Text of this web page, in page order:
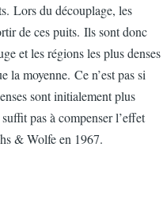
Lors du découplage, les
de ces puits. Ils sont donc
et les régions les plus denses
la moyenne. Ce n’est pas si
sont initialement plus
pas à compenser l’effet
& Wolfe en 1967.